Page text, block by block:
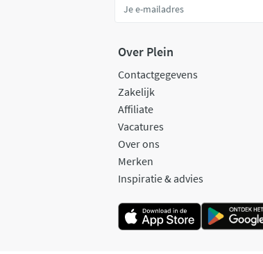
Over Plein
Contactgegevens
Zakelijk
Affiliate
Vacatures
Over ons
Merken
Inspiratie & advies